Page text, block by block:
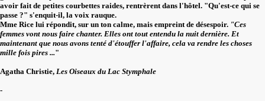
avoir fait de petites courbettes raides, rentrèrent dans l'hôtel. "Qu'est-ce qui se
passe ?" s'enquit-il, la voix rauque.
Mme Rice lui répondit, sur un ton calme, mais empreint de désespoir. "Ces
femmes vont nous faire chanter. Elles ont tout entendu la nuit dernière. Et
maintenant que nous avons tenté d'étouffer l'affaire, cela va rendre les choses
mille fois pires ..."
Agatha Christie, Les Oiseaux du Lac Stymphale
-